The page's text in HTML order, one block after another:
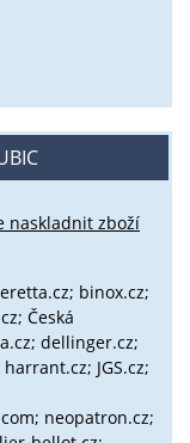
naskladnit zboží
binox.cz;
Česká
dellinger.cz;
JGS.cz;
neopatron.cz;